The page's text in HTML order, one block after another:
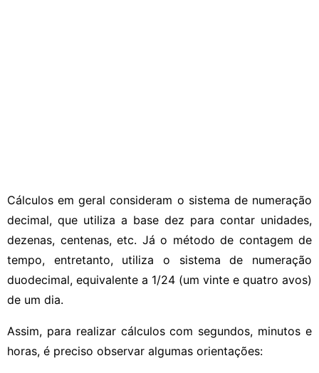
Cálculos em geral consideram o sistema de numeração
decimal, que utiliza a base dez para contar unidades,
dezenas, centenas, etc. Já o método de contagem de
tempo, entretanto, utiliza o sistema de numeração
duodecimal, equivalente a 1/24 (um vinte e quatro avos)
de um dia.
Assim, para realizar cálculos com segundos, minutos e
horas, é preciso observar algumas orientações: